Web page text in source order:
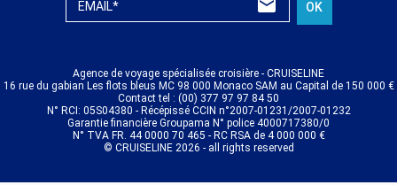
EMAIL* OK
Agence de voyage spécialisée croisière - CRUISELINE
16 rue du gabian Les flots bleus MC 98 000 Monaco SAM au Capital de 150 000 €
Contact tel : (00) 377 97 97 84 50
N° RCI: 05S04380 - Récépissé CCIN n°2007-01231/2007-01232
Garantie financière Groupama N° police 4000717380/0
N° TVA FR. 44 0000 70 465 - RC RSA de 4 000 000 €
© CRUISELINE 2026 - all rights reserved